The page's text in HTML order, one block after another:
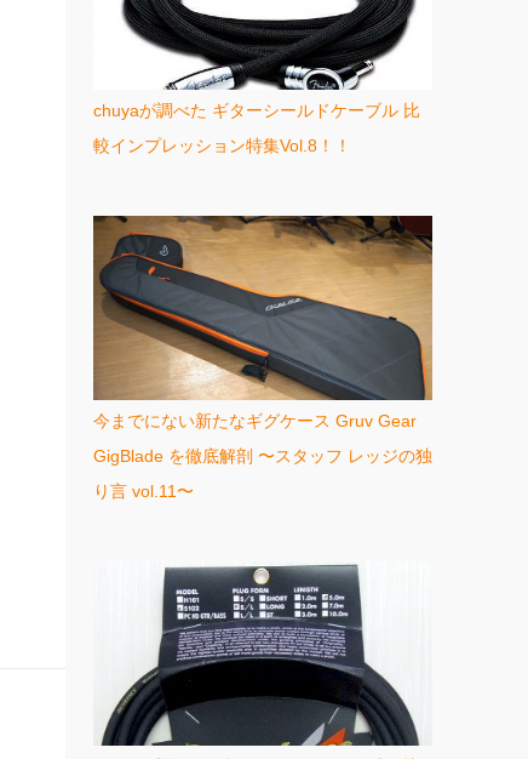
chuyaが調べた ギターシールドケーブル 比
較インプレッション特集Vol.8！！
今までにない新たなギグケース Gruv Gear
GigBlade を徹底解剖 〜スタッフ レッジの独
り言 vol.11〜